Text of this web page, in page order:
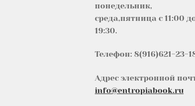
понедельник,
среда,пятница с 11:00
19:30.
Телефон: 8(916)621-23-
Адрес электронной
info@entropiabook.ru